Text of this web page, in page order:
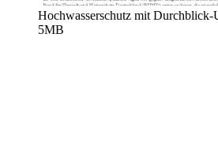
Hochwasserschutz mit Durchblick-
5MB